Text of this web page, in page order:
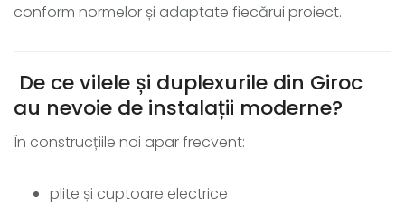
conform normelor și adaptate fiecărui proiect.
De ce vilele și duplexurile din Giroc
au nevoie de instalații moderne?
În construcțiile noi apar frecvent:
plite și cuptoare electrice